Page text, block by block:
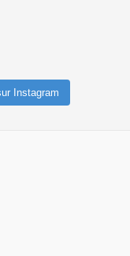
Instagram